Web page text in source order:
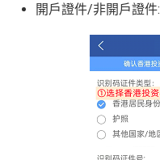
開戶證件/非開戶證件: